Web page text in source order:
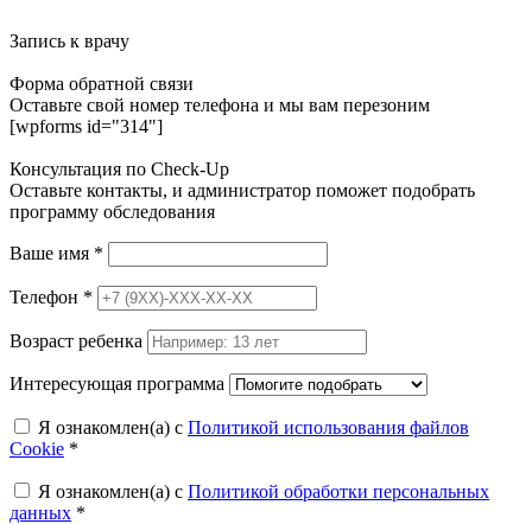
Запись к врачу
Форма обратной связи
Оставьте свой номер телефона и мы вам перезоним
[wpforms id="314"]
Консультация по Check-Up
Оставьте контакты, и администратор поможет подобрать
программу обследования
Ваше имя *
Телефон *
Возраст ребенка
Интересующая программа
Я ознакомлен(а) с Политикой использования файлов
Cookie *
Я ознакомлен(а) с Политикой обработки персональных
данных *